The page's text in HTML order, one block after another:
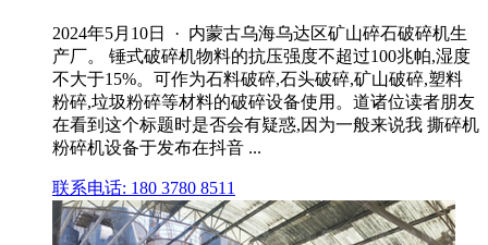
2024年5月10日 · 内蒙古乌海乌达区矿山碎石破碎机生
产厂。 锤式破碎机物料的抗压强度不超过100兆帕,湿度
不大于15%。可作为石料破碎,石头破碎,矿山破碎,塑料
粉碎,垃圾粉碎等材料的破碎设备使用。道诸位读者朋友
在看到这个标题时是否会有疑惑,因为一般来说我 撕碎机
粉碎机设备于发布在抖音 ...
联系电话: 180 3780 8511